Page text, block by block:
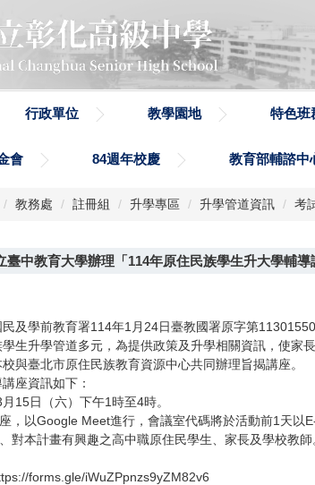
行政單位 教學園地 特色班
會 84週年校慶 教育部輔諮中
教務處 註冊組 升學專區 升學管道資訊 考
臺中教育大學辦理「114年原住民族學生升大學輔
及學前教育署114年1月24日臺教國署原字第
生升學管道多元，為提供政策及升學相關資訊，使
與臺北市原住民族教育資源中心共同辦理旨揭講座。
座資訊如下：
15日（六）下午1時至4時。
，以Google Meet進行，會議室代碼將於活動前1天以E-
對本計畫有興趣之高中職原住民學生、家長及學校教
forms.gle/iWuZPpnzs9yZM82v6